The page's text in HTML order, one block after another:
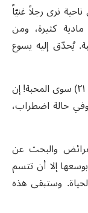
نرى رجلاً غنيّاً
كثيرة، ومن
يُحدّق إليه يسوع
ويبدو أن هذا الرجل لا ينقصه شيء (مرقس ١٠: ٢١) سوى المحبة! إن
حالة اضطراب،
والبحث عن
إلا أن تتسم
وستبقى هذه